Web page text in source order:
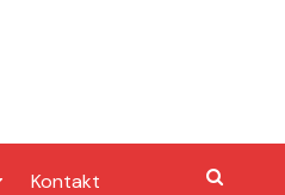
Kontakt